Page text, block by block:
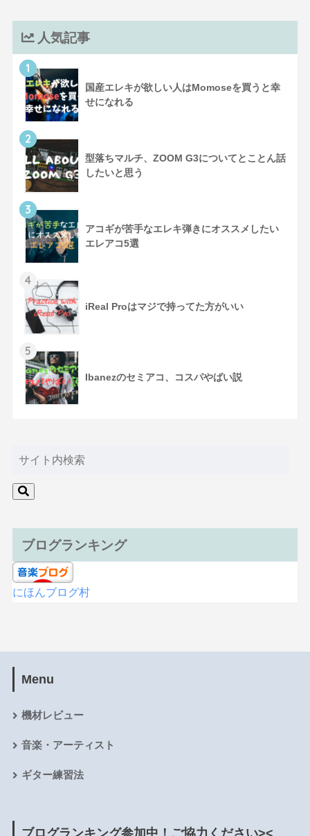
人気記事
1
国産エレキが欲しい人はMomoseを買うと幸
せになれる
2
型落ちマルチ、ZOOM G3についてとことん話
したいと思う
3
アコギが苦手なエレキ弾きにオススメしたい
エレアコ5選
4
iReal Proはマジで持ってた方がいい
5
Ibanezのセミアコ、コスパやばい説
ブログランキング
にほんブログ村
Menu
機材レビュー
音楽・アーティスト
ギター練習法